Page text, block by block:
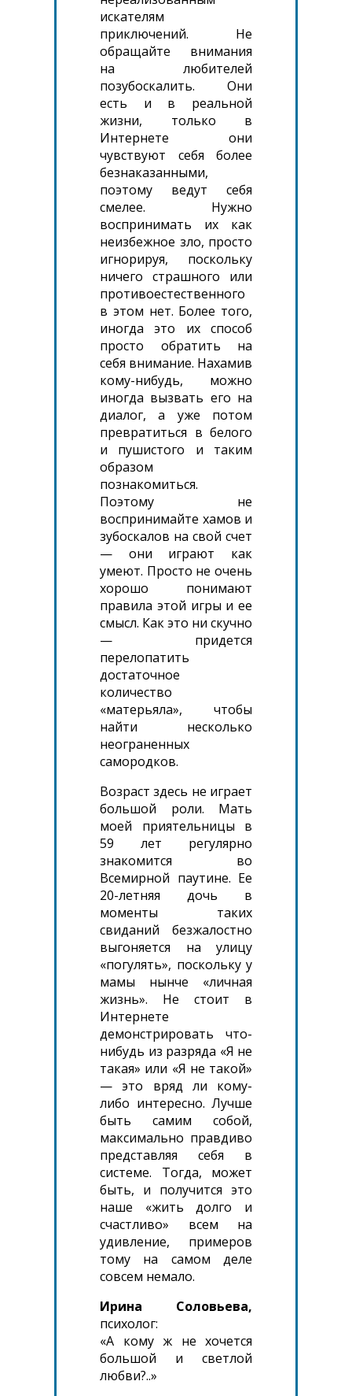
искателям
приключений. Не
обращайте внимания
на любителей
позубоскалить. Они
есть и в реальной
жизни, только в
Интернете они
чувствуют себя более
безнаказанными,
поэтому ведут себя
смелее. Нужно
воспринимать их как
неизбежное зло, просто
игнорируя, поскольку
ничего страшного или
противоестественного
в этом нет. Более того,
иногда это их способ
просто обратить на
себя внимание. Нахамив
кому-нибудь, можно
иногда вызвать его на
диалог, а уже потом
превратиться в белого
и пушистого и таким
образом
познакомиться.
Поэтому не
воспринимайте хамов и
зубоскалов на свой счет
— они играют как
умеют. Просто не очень
хорошо понимают
правила этой игры и ее
смысл. Как это ни скучно
— придется
перелопатить
достаточное
количество
«матерьяла», чтобы
найти несколько
неограненных
самородков.
Возраст здесь не играет
большой роли. Мать
моей приятельницы в
59 лет регулярно
знакомится во
Всемирной паутине. Ее
20-летняя дочь в
моменты таких
свиданий безжалостно
выгоняется на улицу
«погулять», поскольку у
мамы нынче «личная
жизнь». Не стоит в
Интернете
демонстрировать что-
нибудь из разряда «Я не
такая» или «Я не такой»
— это вряд ли кому-
либо интересно. Лучше
быть самим собой,
максимально правдиво
представляя себя в
системе. Тогда, может
быть, и получится это
наше «жить долго и
счастливо» всем на
удивление, примеров
тому на самом деле
совсем немало.
Ирина Соловьева,
психолог:
«А кому ж не хочется
большой и светлой
любви?..»